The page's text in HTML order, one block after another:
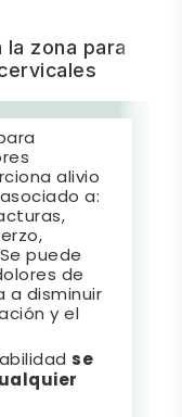
zona para
alivio
a:
puede
de
a disminuir
y el
se